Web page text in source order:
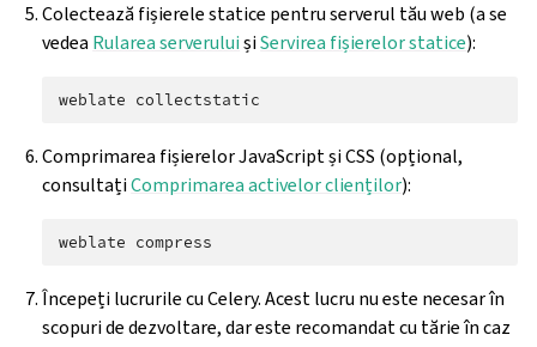
Colectează fișierele statice pentru serverul tău web (a se
vedea Rularea serveruluișiServirea fișierelor statice):
weblate
Comprimarea fișierelor JavaScript și CSS (opțional,
consultațiComprimarea activelor clienților):
weblate
Începeți lucrurile cu Celery. Acest lucru nu este necesar în
scopuri de dezvoltare, dar este recomandat cu tărie în caz